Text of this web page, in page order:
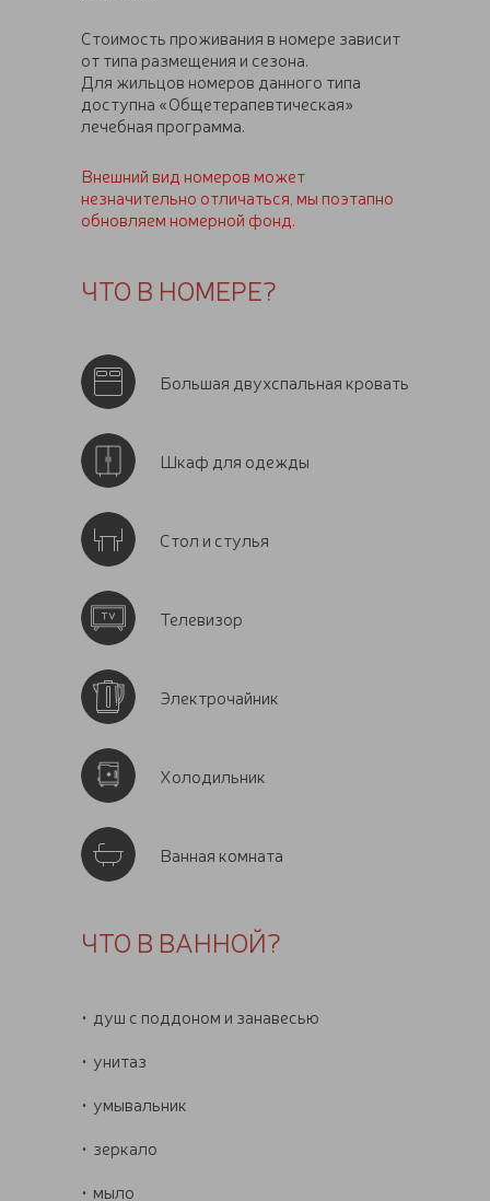
Стоимость проживания в номере зависит
от типа размещения и сезона.
Для жильцов номеров данного типа
доступна «Общетерапевтическая»
лечебная программа.
Внешний вид номеров может
незначительно отличаться, мы поэтапно
обновляем номерной фонд.
ЧТО В НОМЕРЕ?
Большая двухспальная кровать
Шкаф для одежды
Стол и стулья
Телевизор
Электрочайник
Холодильник
Ванная комната
ЧТО В ВАННОЙ?
душ с поддоном и занавесью
унитаз
умывальник
зеркало
мыло